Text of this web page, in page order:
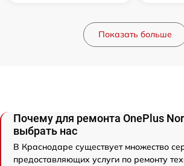
Показать больше
Почему для ремонта OnePlus
выбрать нас
В Краснодаре существует множество
предоставляющих услуги по ремонту